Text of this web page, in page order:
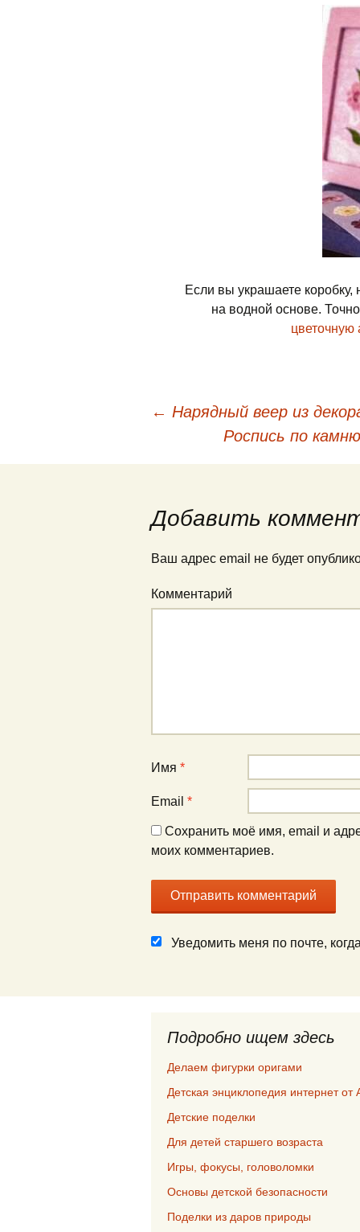
Если вы украшаете коробку,
на водной основе.
цветочную
Навигация по
← Нарядный веер из
Роспись по
Добавить
Ваш адрес email не будет
Комментарий
Имя *
Email *
Сохранить моё имя, email и
моих комментариев.
Уведомить меня по почте,
Подробно ищем здесь
Делаем фигурки оригами
Детская энциклопедия интернет от
Детские поделки
Для детей старшего возраста
Игры, фокусы, головоломки
Основы детской безопасности
Поделки из даров природы